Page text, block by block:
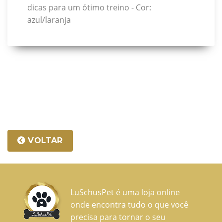
dicas para um ótimo treino - Cor:
azul/laranja
VOLTAR
LuSchusPet é uma loja online
onde encontra tudo o que você
precisa para tornar o seu